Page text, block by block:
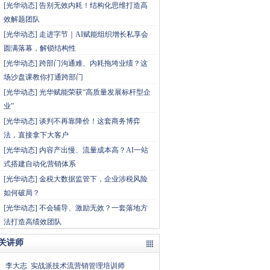
[光华动态] 告别无效内耗！结构化思维打造高
效解题团队
[光华动态] 走进字节｜AI赋能组织增长私享会
圆满落幕，解锁结构性
[光华动态] 跨部门沟通难、内耗拖垮业绩？这
场沙盘课教你打通跨部门
[光华动态] 光华赋能荣获“高质量发展标杆型企
业”
[光华动态] 谈判不再靠降价！这套商务博弈
法，直接拿下大客户
[光华动态] 内容产出慢、流量成本高？AI一站
式搭建自动化营销体系
[光华动态] 金税大数据监管下，企业涉税风险
如何破局？
[光华动态] 不会辅导、激励无效？一套落地方
法打造高绩效团队
讲师
李大志 实战派技术流营销管理培训师